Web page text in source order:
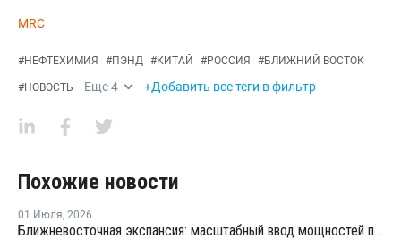
MRC
#НЕФТЕХИМИЯ #ПЭНД #КИТАЙ #РОССИЯ #БЛИЖНИЙ ВОСТОК
#НОВОСТЬ Еще4 +Добавить все теги в фильтр
Похожие новости
01 Июля, 2026
Ближневосточная экспансия: масштабный ввод мощностей полиолефинов усилит профицит на мировом рынке